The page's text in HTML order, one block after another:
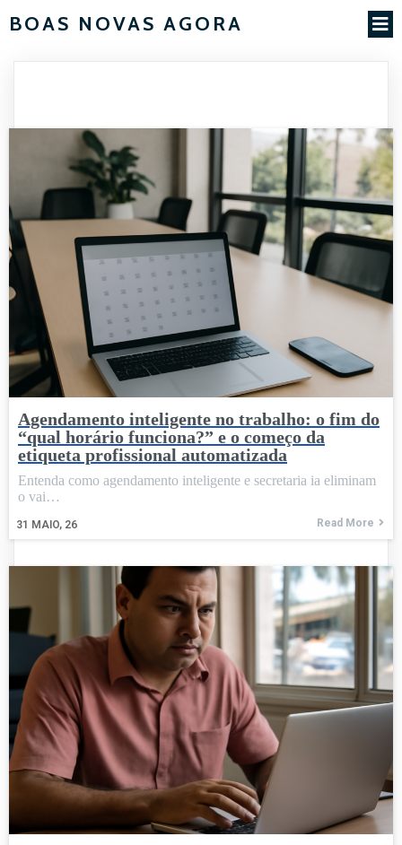
BOAS NOVAS AGORA
Agendamento inteligente no trabalho: o fim do
“qual horário funciona?” e o começo da
etiqueta profissional automatizada
31 MAIO, 26
Entenda como agendamento inteligente e secretaria ia eliminam
o vai…
Read More